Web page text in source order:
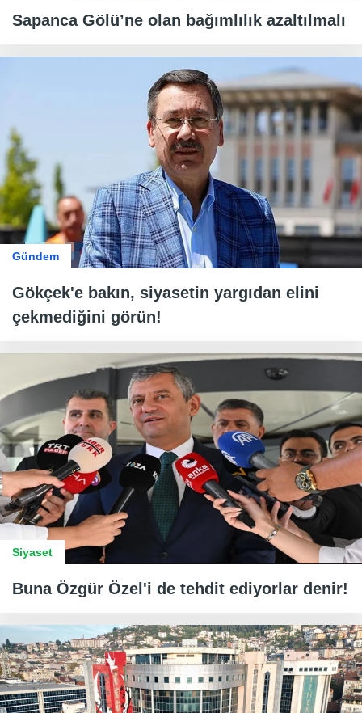
Sapanca Gölü’ne olan bağımlılık azaltılmalı
Gündem
Gökçek'e bakın, siyasetin yargıdan elini
çekmediğini görün!
Siyaset
Buna Özgür Özel'i de tehdit ediyorlar denir!